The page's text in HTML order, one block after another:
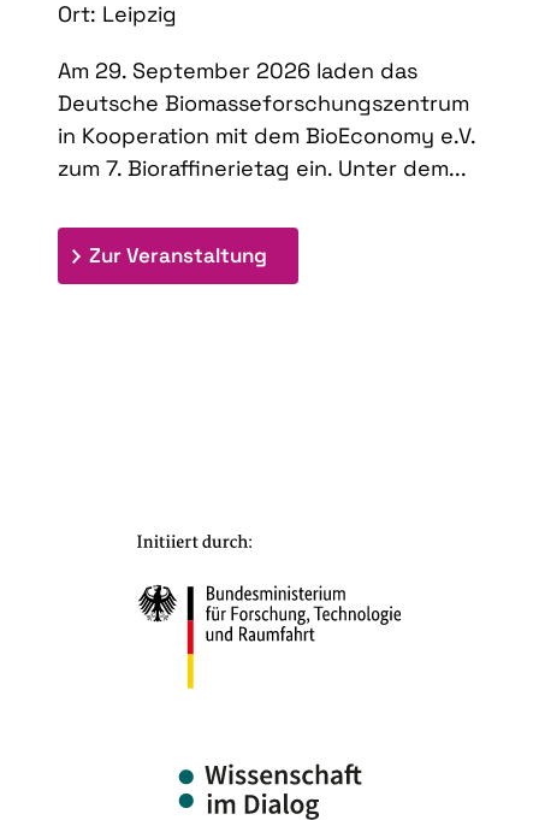
Ort: Leipzig
Am 29. September 2026 laden das
Deutsche Biomasseforschungszentrum
in Kooperation mit dem BioEconomy e.V.
zum 7. Bioraffinerietag ein. Unter dem...
Zur Veranstaltung